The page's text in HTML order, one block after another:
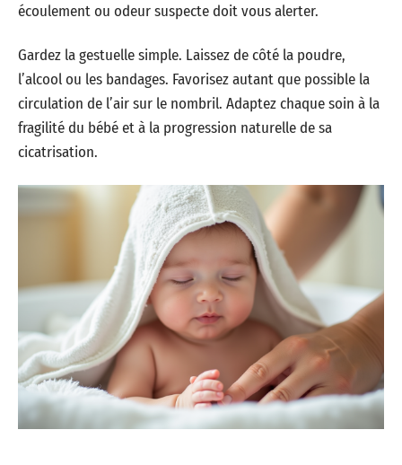
écoulement ou odeur suspecte doit vous alerter.
Gardez la gestuelle simple. Laissez de côté la poudre,
l’alcool ou les bandages. Favorisez autant que possible la
circulation de l’air sur le nombril. Adaptez chaque soin à la
fragilité du bébé et à la progression naturelle de sa
cicatrisation.